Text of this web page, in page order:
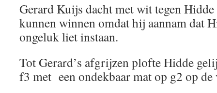
Gerard Kuijs dacht met wit tegen
kunnen winnen omdat hij aannam dat
ongeluk liet instaan.
Tot Gerard’s afgrijzen plofte Hidde
f3 met een ondekbaar mat op g2 op de